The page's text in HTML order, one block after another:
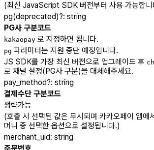
(최신 JavaScript SDK 버전부터 사용 가능합니
pg(deprecated)?: string
PG사 구분코드
kakaopay 로 지정하면 됩니다.
pg 파라미터는 지원 중단 예정입니다.
JS SDK를 가장 최신 버전으로 업그레이드 후
로 채널 설정(PG사 구분)을 대체해주세요.
pay_method?: string
결제수단 구분코드
생략가능
(호출 시 선택된 값은 무시되며 카카오페이 앱에
머니 중 선택한 옵션으로 설정됩니다.)
merchant_uid: string